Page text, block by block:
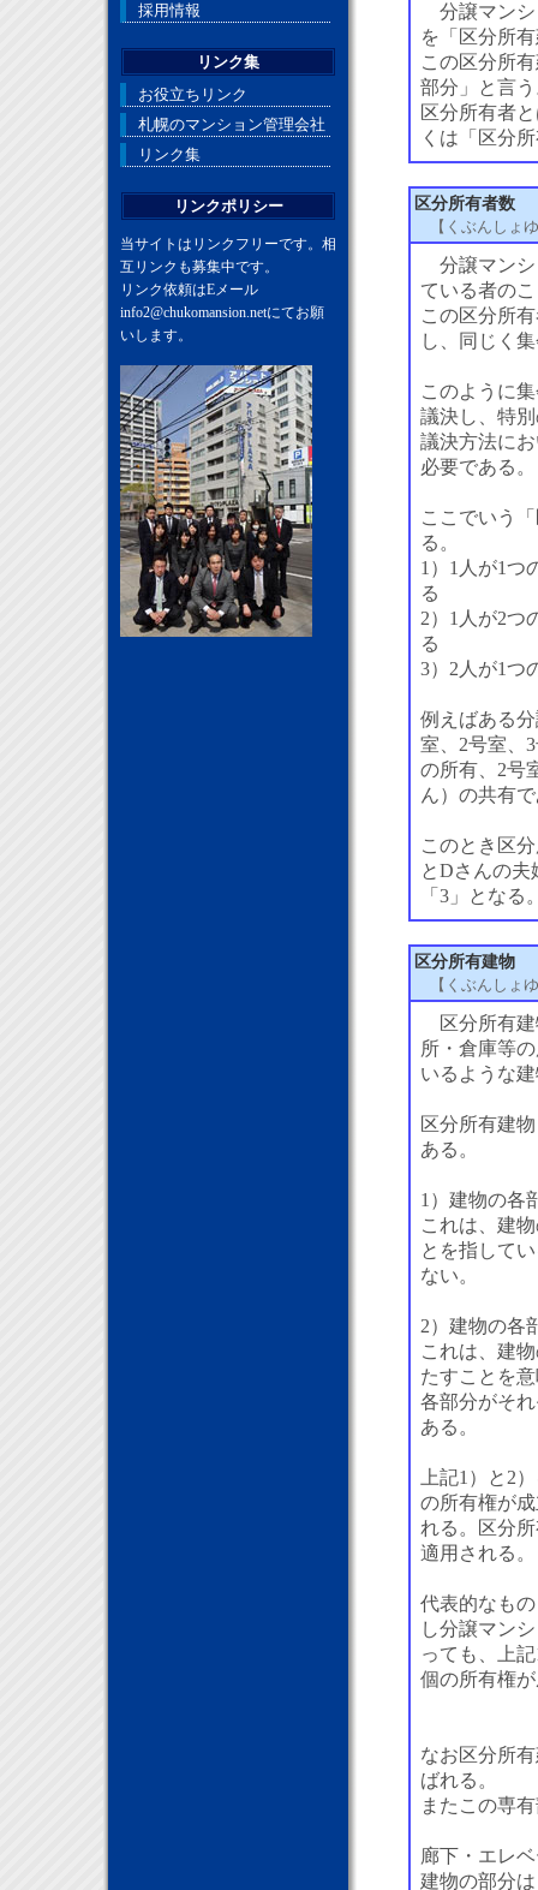
分譲マンシ
を「区分所
この区分所
部分」と言
区分所有者
くは「区分
区分所有者数
【くぶんしょ
分譲マンシ
ている者の
この区分所
し、同じく
このように
議決し、特
議決方法に
必要である。
ここでいう
る。
1）1人が1つ
る
2）1人が2つ
る
3）2人が1つ
例えばある
室、2号室、
の所有、2号
ん）の共有
このとき区
とDさんの夫
「3」となる
区分所有建物
【くぶんしょ
区分所有建
所・倉庫等
いるような
区分所有建
ある。
1）建物の各
これは、建
とを指して
ない。
2）建物の各
これは、建
たすことを
各部分がそ
ある。
上記1）と2
の所有権が
れる。区分
適用される。
代表的なも
し分譲マン
っても、上
個の所有権
なお区分所
ばれる。
またこの専
廊下・エレ
建物の部分
採用情報
リンク集
お役立ちリンク
札幌のマンション管理会社
リンク集
リンクポリシー
当サイトはリンクフリーです。相
互リンクも募集中です。
リンク依頼はEメール
info2@chukomansion.netにてお願
いします。